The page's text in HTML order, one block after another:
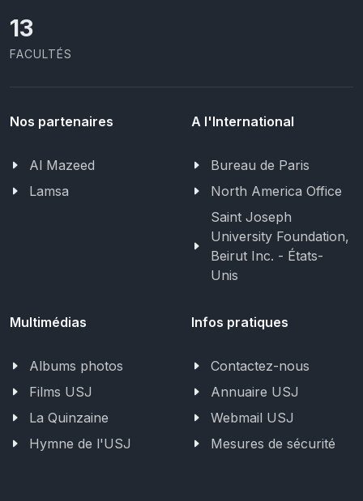
13
FACULTÉS
Nos partenaires
Al Mazeed
Lamsa
A l'International
Bureau de Paris
North America Office
Saint Joseph
University Foundation,
Beirut Inc. - États-
Unis
Multimédias
Albums photos
Films USJ
La Quinzaine
Hymne de l'USJ
Infos pratiques
Contactez-nous
Annuaire USJ
Webmail USJ
Mesures de sécurité